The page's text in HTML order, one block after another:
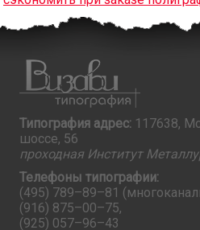
Типография адрес: 117638,
шоссе, 56
проходная Институт
Телефоны типографии:
(495) 789–89–81
(916) 875–00–75,
(925) 057–96–43